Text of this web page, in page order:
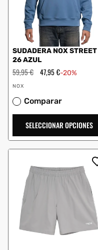
SUDADERA NOX STREET
26 AZUL
Precio
habitual
59,95 € Precio
de
47,95 €-20%
Proveedor:
NOX
Comparar
SELECCIONAR OPCIONES